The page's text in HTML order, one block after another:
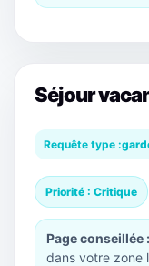
Séjour
Requête type :
Priorité : Critique
Page conseillée :
dans votre zone